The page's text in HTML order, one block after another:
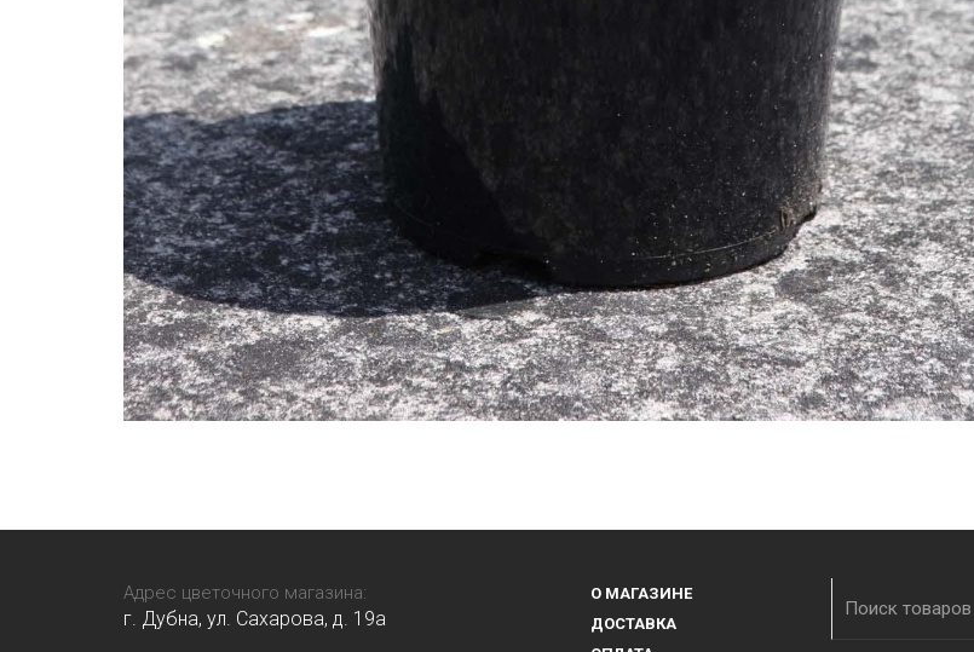
Адрес цветочного магазина:
г. Дубна, ул. Сахарова, д. 19a
О МАГАЗИНЕ
ДОСТАВКА